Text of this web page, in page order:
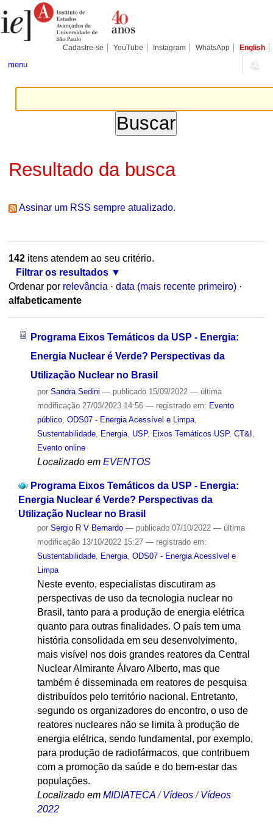
para
conteúdo.
Pessoais
Cadastre-se YouTube Instagram WhatsApp English
menu
Resultado da busca
Assinar um RSS sempre atualizado.
142itens atendem ao seu critério.
Filtrar os resultados
Ordenar por relevância · data (mais recente primeiro) ·
alfabeticamente
Programa Eixos Temáticos da USP - Energia:
Energia Nuclear é Verde? Perspectivas da
Utilização Nuclear no Brasil
por Sandra Sedini — publicado15/09/2022 — última
modificação27/03/2023 14:56 — registrado em: Evento
público, ODS07 - Energia Acessível e Limpa,
Sustentabilidade, Energia, USP, Eixos Temáticos USP, CT&I
Evento online
Localizado em EVENTOS
Programa Eixos Temáticos da USP - Energia:
Energia Nuclear é Verde? Perspectivas da
Utilização Nuclear no Brasil
por Sergio R V Bernardo — publicado07/10/2022 — última
modificação13/10/2022 15:27 — registrado em:
Sustentabilidade, Energia, ODS07 - Energia Acessível e
Limpa
Neste evento, especialistas discutiram as
perspectivas de uso da tecnologia nuclear no
Brasil, tanto para a produção de energia elétrica
quanto para outras finalidades. O país tem uma
história consolidada em seu desenvolvimento,
mais visível nos dois grandes reatores da Central
Nuclear Almirante Álvaro Alberto, mas que
também é disseminada em reatores de pesquisa
distribuídos pelo território nacional. Entretanto,
segundo os organizadores do encontro, o uso de
reatores nucleares não se limita à produção de
energia elétrica, sendo fundamental, por exemplo,
para produção de radiofármacos, que contribuem
com a promoção da saúde e do bem-estar das
populações.
Localizado em MIDIATECA /Vídeos /Vídeos
2022